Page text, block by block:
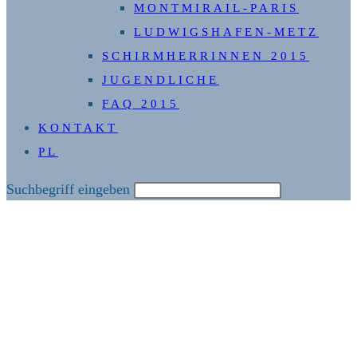
MONTMIRAIL-PARIS
LUDWIGSHAFEN-METZ
SCHIRMHERRINNEN 2015
JUGENDLICHE
FAQ 2015
KONTAKT
PL
Diese
Suchbegriff eingeben